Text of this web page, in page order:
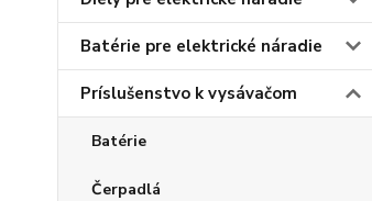
Batérie pre elektrické náradie
Príslušenstvo k vysávačom
Batérie
Čerpadlá